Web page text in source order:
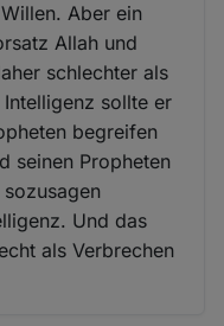
Aber ein
Allah und
schlechter als
sollte er
begreifen
seinen Propheten
Und das
als Verbrechen